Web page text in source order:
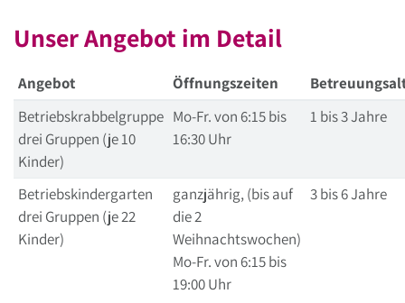
Unser Angebot im Detail
Angebot Öffnungszeiten
Betriebskrabbelgruppe
drei Gruppen (je 10
Kinder)
Mo-Fr. von 6:15 bis
16:30 Uhr
1 bis 3 Jahre
Betriebskindergarten
drei Gruppen (je 22
Kinder)
ganzjährig, (bis auf
die 2
Weihnachtswochen)
Mo-Fr. von 6:15 bis
19:00 Uhr
3 bis 6 Jahre